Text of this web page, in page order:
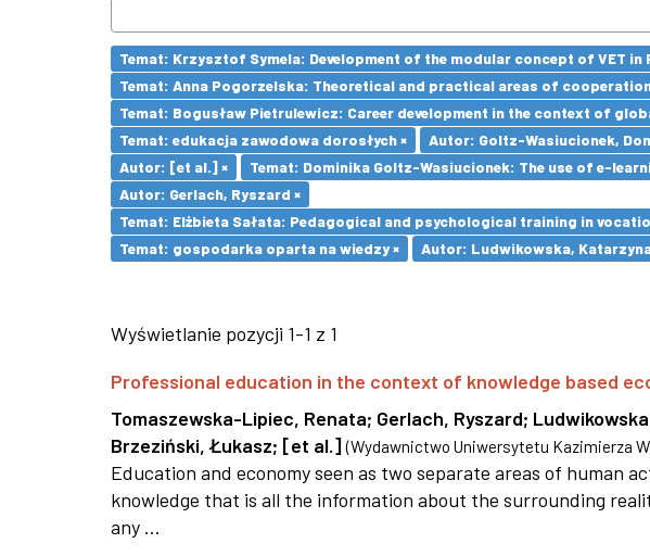
Temat: Krzysztof Symela: Development of the modular concept of VET in
Temat: Anna Pogorzelska: Theoretical and practical areas of
Temat: Bogusław Pietrulewicz: Career development in the context of
Temat: edukacja zawodowa dorosłych ×
Autor: Goltz-Wasiucionek,
Autor: [et al.] ×
Temat: Dominika Goltz-Wasiucionek: The use of e-
Autor: Gerlach, Ryszard ×
Temat: Elżbieta Sałata: Pedagogical and psychological training in
Temat: gospodarka oparta na wiedzy ×
Autor: Ludwikowska,
Wyświetlanie pozycji 1-1 z 1
Professional education in the context of knowledge based
Tomaszewska-Lipiec, Renata; Gerlach, Ryszard;
Brzeziński, Łukasz; [et al.] (Wydawnictwo Uniwersytetu Kazimierza
Education and economy seen as two separate areas of human
knowledge that is all the information about the surrounding
any ...